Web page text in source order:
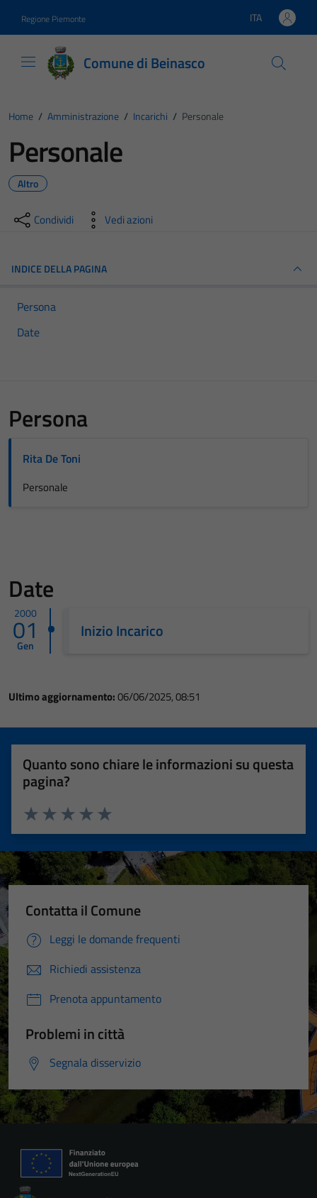
Regione Piemonte Lingua attiva:
ITA
Comune di Beinasco
Home / Amministrazione / Incarichi / Personale
Personale
Altro
Condividi Vedi azioni
INDICE DELLA PAGINA
Persona
Date
Persona
Rita De Toni
Personale
Date
2000
01
Gen
Inizio Incarico
Ultimo aggiornamento:06/06/2025, 08:51
Quanto sono chiare le informazioni su questa
pagina?
Valuta 5 stelle su 5
Valuta 4 stelle su 5
Valuta 3 stelle su 5
Valuta 2 stelle su 5
Valuta 1 stelle su 5
Contatta il Comune
Leggi le domande frequenti
Richiedi assistenza
Prenota appuntamento
Problemi in città
Segnala disservizio